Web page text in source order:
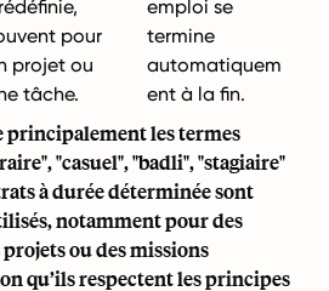
pour
projet ou
tâche.
emploi se
termine
automatiquem
ent à la fin.
principalement les termes
"casuel", "badli", "stagiaire"
à durée déterminée sont
notamment pour des
ou des missions
qu’ils respectent les principes